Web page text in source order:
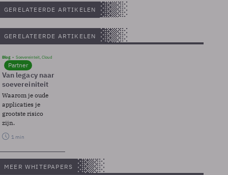
GERELATEERDE ARTIKELEN
GERELATEERDE ARTIKELEN
Blog Soevereinteit, Cloud
Partner
Van legacy naar
soevereiniteit
Waarom je oude
applicaties je
grootste risico
zijn.
1 min
MEER WHITEPAPERS